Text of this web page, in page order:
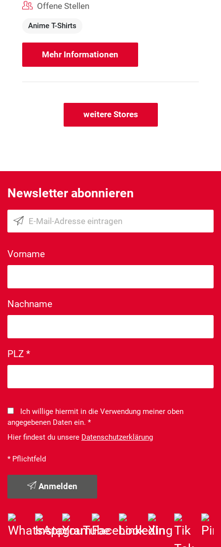
Offene Stellen
Anime T-Shirts
Mehr Informationen
weitere Stores
Newsletter abonnieren
Vorname
Nachname
PLZ *
Ich willige hiermit in die Verwendung meiner oben
angegebenen Daten ein. *
Hier findest du unsere Datenschutzerklärung
* Pflichtfeld
Anmelden